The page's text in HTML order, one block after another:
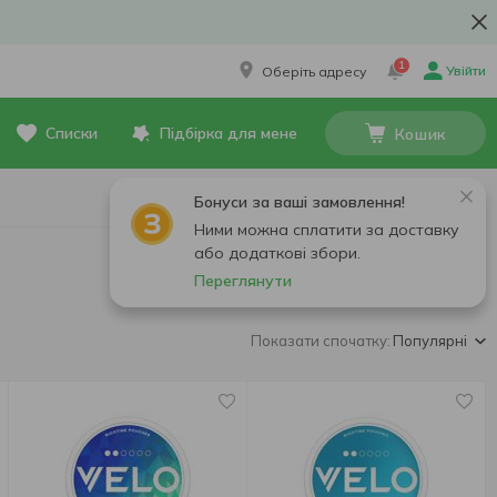
Оберіть адресу 1 Увійти
Списки Підбірка для мене Кошик
Бонуси за ваші замовлення!
Ними можна сплатити за доставку
або додаткові збори.
Переглянути
Показати спочатку: Популярні